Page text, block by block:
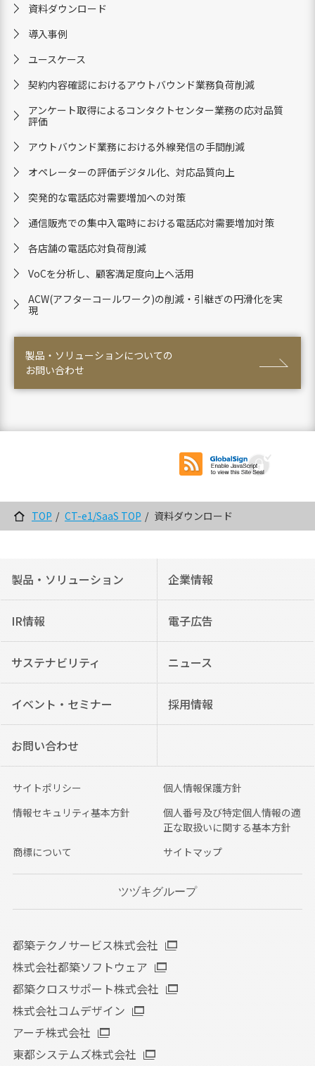
資料ダウンロード
導入事例
ユースケース
契約内容確認におけるアウトバウンド業務負荷削減
アンケート取得によるコンタクトセンター業務の応対品質
評価
アウトバウンド業務における外線発信の手間削減
オペレーターの評価デジタル化、対応品質向上
突発的な電話応対需要増加への対策
通信販売での集中入電時における電話応対需要増加対策
各店舗の電話応対負荷削減
VoCを分析し、顧客満足度向上へ活用
ACW(アフターコールワーク)の削減・引継ぎの円滑化を実
現
製品・ソリューションについての
お問い合わせ
TOP CT-e1/SaaS TOP 資料ダウンロード
製品・ソリューション 企業情報
IR情報 電子広告
サステナビリティ ニュース
イベント・セミナー 採用情報
お問い合わせ
サイトポリシー
個人情報保護方針
情報セキュリティ基本方針
個人番号及び特定個人情報の適
正な取扱いに関する基本方針
商標について
サイトマップ
ツヅキグループ
都築テクノサービス株式会社
株式会社都築ソフトウェア
都築クロスサポート株式会社
株式会社コムデザイン
アーチ株式会社
東都システムズ株式会社